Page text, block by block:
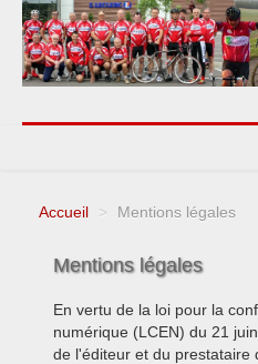
Liens
Accueil > Mentions légales
Mentions légales
En vertu de la loi pour la
numérique (LCEN) du 21
de l'éditeur et du prestataire